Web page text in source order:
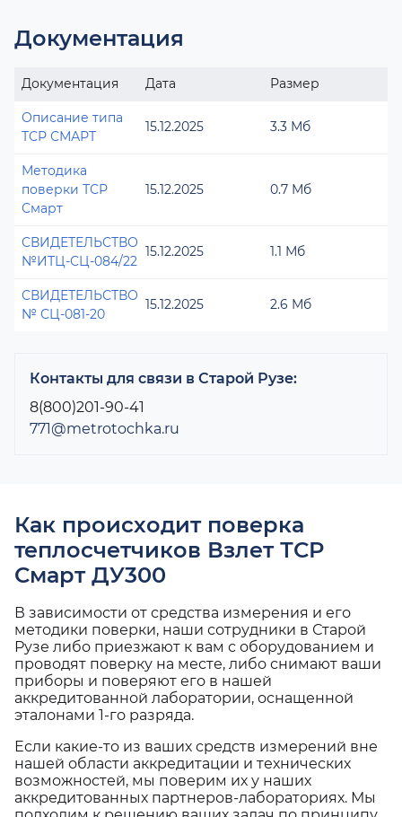
Документация
Документация Дата Размер
Описание типа
ТСР СМАРТ
15.12.2025 3.3 Мб
Методика
поверки ТСР
Смарт
15.12.2025 0.7 Мб
СВИДЕТЕЛЬСТВО
№ИТЦ-СЦ-084/22
15.12.2025 1.1 Мб
СВИДЕТЕЛЬСТВО
№ СЦ-081-20
15.12.2025 2.6 Мб
Контакты для связи в Старой Рузе:
8(800)201-90-41
771@metrotochka.ru
Как происходит поверка
теплосчетчиков Взлет ТСР
Смарт ДУ300
В зависимости от средства измерения и его
методики поверки, наши сотрудники в Старой
Рузе либо приезжают к вам с оборудованием и
проводят поверку на месте, либо снимают ваши
приборы и поверяют его в нашей
аккредитованной лаборатории, оснащенной
эталонами 1-го разряда.
Если какие-то из ваших средств измерений вне
нашей области аккредитации и технических
возможностей, мы поверим их у наших
аккредитованных партнеров-лабораториях. Мы